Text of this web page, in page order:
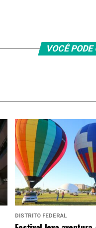
VOCÊ
DISTRITO FEDERAL